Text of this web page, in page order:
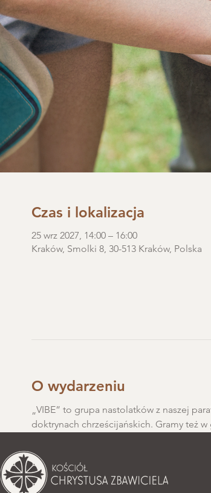
Czas i lokalizacja
25 wrz 2027, 14:00 – 16:00
Kraków, Smolki 8, 30-513 Kraków, Polska
O wydarzeniu
„VIBE” to grupa nastolatków z naszej
doktrynach chrześcijańskich. Gramy też